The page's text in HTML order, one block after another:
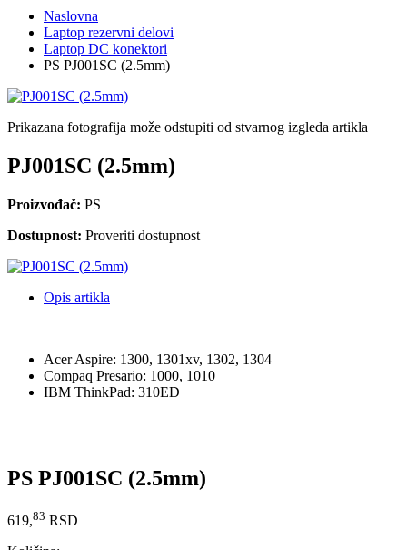
Naslovna
Laptop rezervni delovi
Laptop DC konektori
PS PJ001SC (2.5mm)
Prikazana fotografija može odstupiti od stvarnog izgleda artikla
PJ001SC (2.5mm)
Proizvođač: PS
Dostupnost: Proveriti dostupnost
Opis artikla
Acer Aspire: 1300, 1301xv, 1302, 1304
Compaq Presario: 1000, 1010
IBM ThinkPad: 310ED
PS PJ001SC (2.5mm)
619,83 RSD